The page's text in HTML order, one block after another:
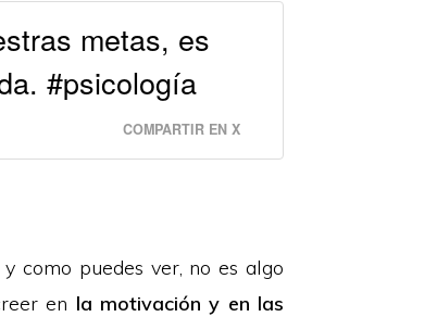
metas, es
#psicología
COMPARTIR EN X
y como puedes ver, no es algo
en la motivación y en las